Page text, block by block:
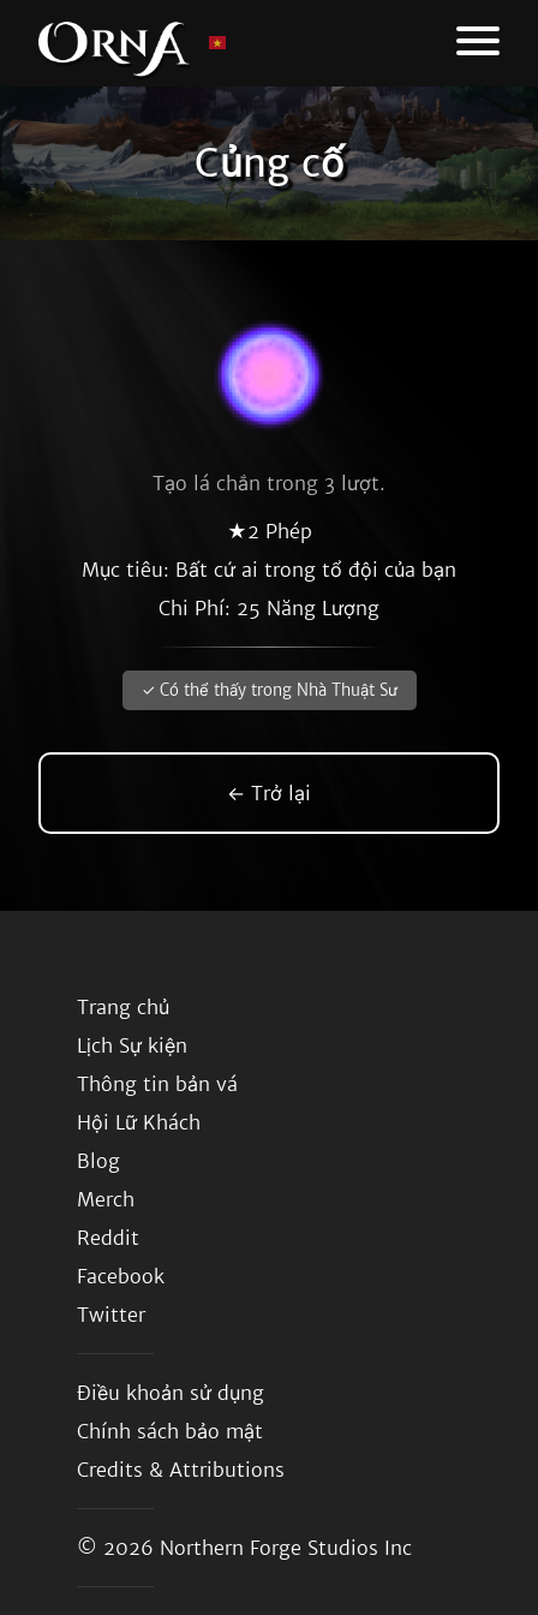
Củng cố
Tạo lá chắn trong 3 lượt.
★2 Phép
Mục tiêu: Bất cứ ai trong tổ đội của bạn
Chi Phí: 25 Năng Lượng
✓ Có thể thấy trong Nhà Thuật Sư
← Trở lại
Trang chủ
Lịch Sự kiện
Thông tin bản vá
Hội Lữ Khách
Blog
Merch
Reddit
Facebook
Twitter
Điều khoản sử dụng
Chính sách bảo mật
Credits & Attributions
© 2026 Northern Forge Studios Inc